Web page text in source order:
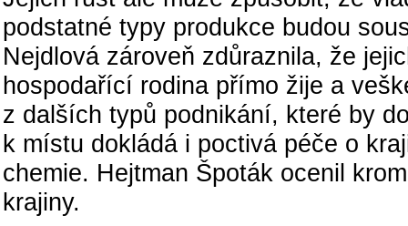
podstatné typy produkce budou
Nejdlová zároveň zdůraznila, že
hospodařící rodina přímo žije a
z dalších typů podnikání, které by
k místu dokládá i poctivá péče o
chemie. Hejtman Špoták ocenil
krajiny.